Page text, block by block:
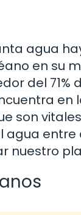
agua
en su
del
en
son
nuestro